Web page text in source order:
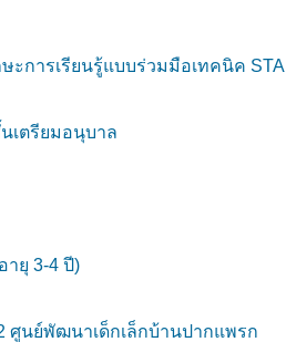
การเรียนรู้แบบร่วมมือเทคนิค STA
เตรียมอนุบาล
ยุ 3-4 ปี)
ศูนย์พัฒนาเด็กเล็กบ้านปากแพรก